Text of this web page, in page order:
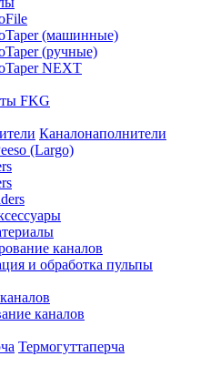
(машинные)
(ручные)
NEXT
FKG
Каналонаполнители
(Largo)
каналов
и обработка пульпы
каналов
Термогуттаперча